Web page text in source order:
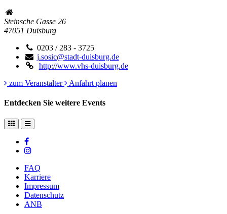
Steinsche Gasse 26
47051 Duisburg
0203 / 283 - 3725
j.sosic@stadt-duisburg.de
http://www.vhs-duisburg.de
zum Veranstalter
Anfahrt planen
Entdecken Sie weitere Events
FAQ
Karriere
Impressum
Datenschutz
ANB